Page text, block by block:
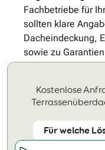
Fachbetriebe für
sollten klare
Dacheindeckung,
sowie zu
Kostenlose
Für welche